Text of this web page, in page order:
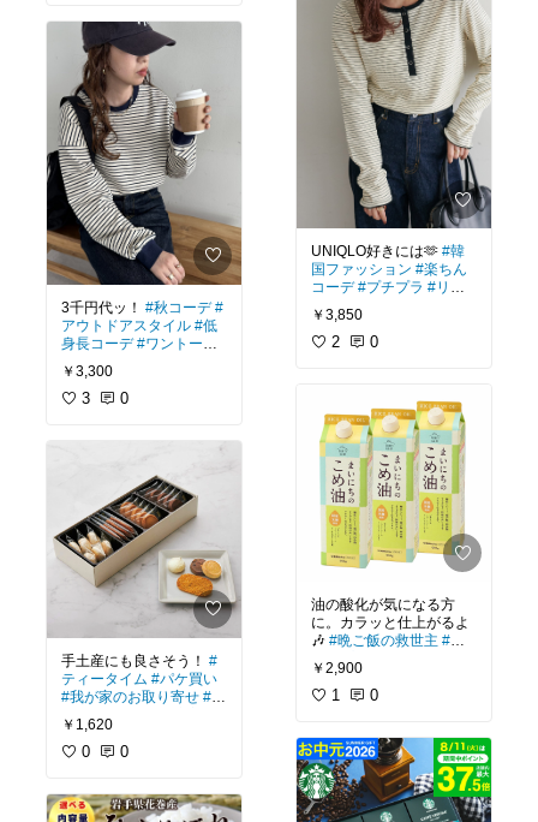
3千円代ッ！ #秋コーデ #
アウトドアスタイル #低
身長コーデ #ワントーン
￥3,300
3 0
手土産にも良さそう！ #
ティータイム #パケ買い
#我が家のお取り寄せ #ギ
￥1,620
0 0
UNIQLO好きには🫶 #韓
国ファッション #楽ちん
コーデ #プチプラ #リン
クコーデ
デ
￥3,850
2 0
油の酸化が気になる方
に。カラッと仕上がるよ
🎶 #晩ご飯の救世主 #カ
フェプレート
メ #おうちごはん
パン
￥2,900
1 0